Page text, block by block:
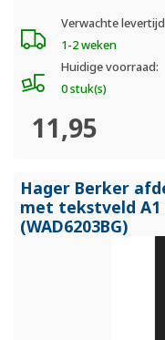
Verwachte
1-2 weken
Huidige voorraad:
0 stuk(s)
11,95
Hager Berker
met tekstveld
(WAD6203BG)